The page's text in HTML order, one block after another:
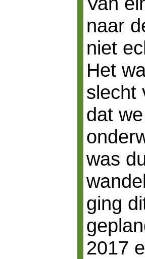
naar
niet
Het
slecht
dat
was
ging
2017